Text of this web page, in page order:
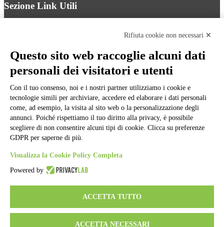
Sezione Link Utili
Ufficio Relazioni con il Pubblico
Dichiarazione di accessibilità
Obiettivi di accessibilità
Gestione consensi cookie
Amministrazione trasparente
Pagina visualizzata
1630 volte
Sezione Copyright
Copyright 2026 | Engineered and powered by Gruppo Spaggiari
Parma S.p.A. | Divisione Publishing & New Social Media
Rifiuta cookie non necessari ✕
Questo sito web raccoglie alcuni dati
personali dei visitatori e utenti
Con il tuo consenso, noi e i nostri partner utilizziamo i cookie e
tecnologie simili per archiviare, accedere ed elaborare i dati personali
come, ad esempio, la visita al sito web o la personalizzazione degli
annunci. Poiché rispettiamo il tuo diritto alla privacy, è possibile
scegliere di non consentire alcuni tipi di cookie. Clicca su preferenze
GDPR per saperne di più.
Visualizza la Cookie Policy Completa
Powered by
ACCETTA TUTTO
ACCETTA NECESSARI